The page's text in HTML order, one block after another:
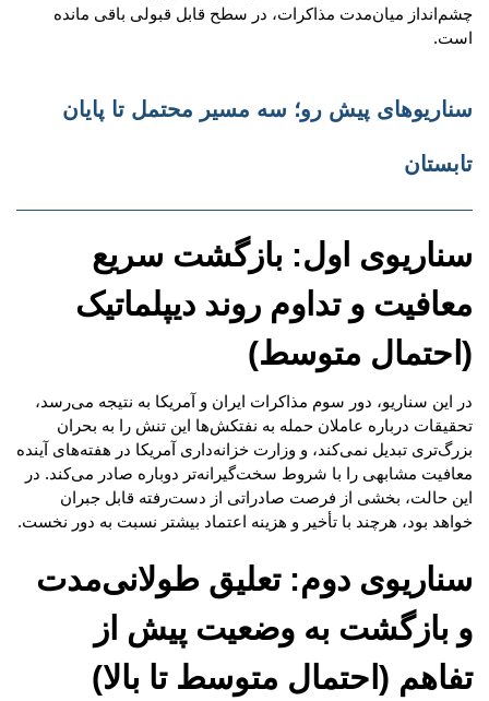
چشم‌انداز میان‌مدت مذاکرات، در سطح قابل قبولی باقی مانده
است.
سناریوهای پیش رو؛ سه مسیر محتمل تا پایان
تابستان
سناریوی اول: بازگشت سریع
معافیت و تداوم روند دیپلماتیک
(احتمال متوسط)
در این سناریو، دور سوم مذاکرات ایران و آمریکا به نتیجه می‌رسد،
تحقیقات درباره عاملان حمله به نفتکش‌ها این تنش را به بحران
بزرگ‌تری تبدیل نمی‌کند، و وزارت خزانه‌داری آمریکا در هفته‌های آینده
معافیت مشابهی را با شروط سخت‌گیرانه‌تر دوباره صادر می‌کند. در
این حالت، بخشی از فرصت صادراتی از دست‌رفته قابل جبران
خواهد بود، هرچند با تأخیر و هزینه اعتماد بیشتر نسبت به دور نخست.
سناریوی دوم: تعلیق طولانی‌مدت
و بازگشت به وضعیت پیش از
تفاهم (احتمال متوسط تا بالا)